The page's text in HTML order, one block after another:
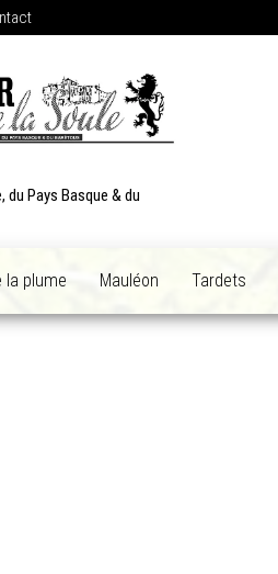
Pays Basque & du
la plume Mauléon Tardets